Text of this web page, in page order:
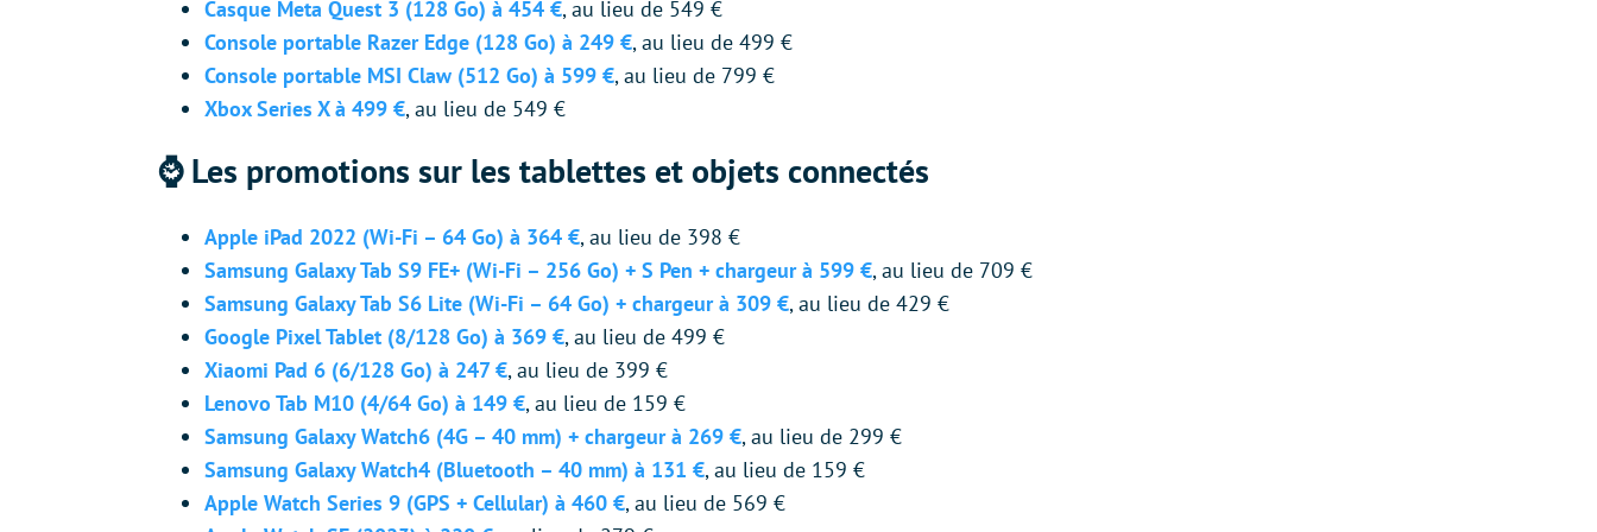
Casque Meta Quest 3 (128 Go) à 454 €, au lieu de 549 €
Console portable Razer Edge (128 Go) à 249 €, au lieu de 499 €
Console portable MSI Claw (512 Go) à 599 €, au lieu de 799 €
Xbox Series X à 499 €, au lieu de 549 €
⌚️ Les promotions sur les tablettes et objets connectés
Apple iPad 2022 (Wi-Fi – 64 Go) à 364 €, au lieu de 398 €
Samsung Galaxy Tab S9 FE+ (Wi-Fi – 256 Go) + S Pen + chargeur à 599 €, au lieu de 709 €
Samsung Galaxy Tab S6 Lite (Wi-Fi – 64 Go) + chargeur à 309 €, au lieu de 429 €
Google Pixel Tablet (8/128 Go) à 369 €, au lieu de 499 €
Xiaomi Pad 6 (6/128 Go) à 247 €, au lieu de 399 €
Lenovo Tab M10 (4/64 Go) à 149 €, au lieu de 159 €
Samsung Galaxy Watch6 (4G – 40 mm) + chargeur à 269 €, au lieu de 299 €
Samsung Galaxy Watch4 (Bluetooth – 40 mm) à 131 €, au lieu de 159 €
Apple Watch Series 9 (GPS + Cellular) à 460 €, au lieu de 569 €